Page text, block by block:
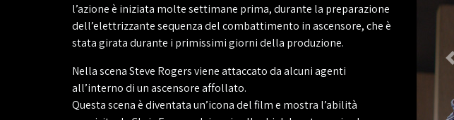
l’azione è iniziata molte settimane prima, durante la preparazione
dell’elettrizzante sequenza del combattimento in ascensore, che è
stata girata durante i primissimi giorni della produzione.
Nella scena Steve Rogers viene attaccato da alcuni agenti
all’interno di un ascensore affollato.
Questa scena è diventata un’icona del film e mostra l’abilità